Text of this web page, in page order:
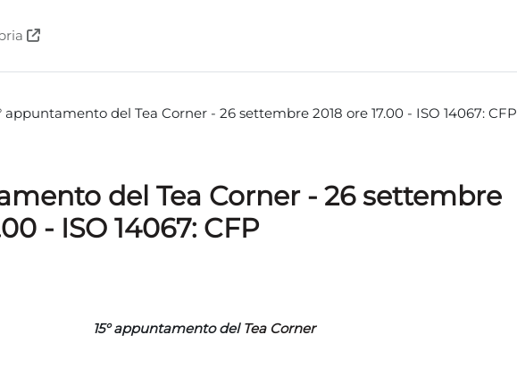
appuntamento del Tea Corner - 26 settembre 2018 ore 17.00 - ISO 14067: CFP
del Tea Corner - 26 settembre
- ISO 14067: CFP
15° appuntamento del Tea Corner